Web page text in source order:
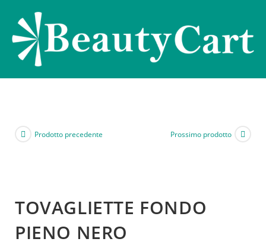
Prodotto precedente Prossimo prodotto
TOVAGLIETTE FONDO
PIENO NERO